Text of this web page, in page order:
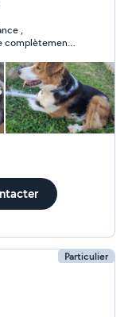
,
complètement
Particulier